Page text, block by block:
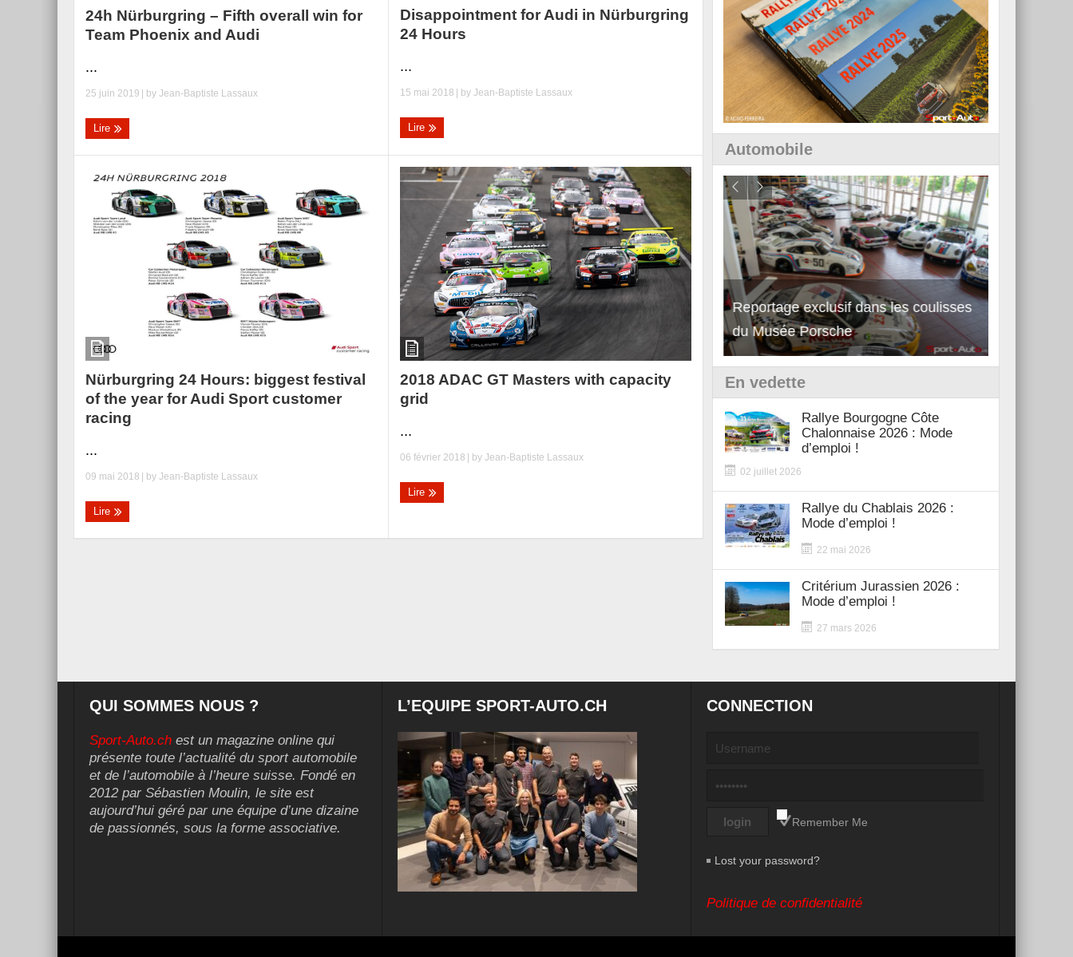
24h Nürburgring – Fifth overall win for
Team Phoenix and Audi
...
25 juin 2019 | by Jean-Baptiste Lassaux
Lire
Disappointment for Audi in Nürburgring
24 Hours
...
15 mai 2018 | byJean-Baptiste Lassaux
Lire
Nürburgring 24 Hours: biggest festival
of the year for Audi Sport customer
racing
...
09 mai 2018 | by Jean-Baptiste Lassaux
Lire
2018 ADAC GT Masters with capacity
grid
...
06 février 2018 | byJean-Baptiste Lassaux
Lire
Automobile
Essai – Morgan Supersport
Reportage exclusif dans les coulisses
du Musée Porsche
En vedette
Rallye Bourgogne Côte
Chalonnaise 2026 : Mode
d’emploi !
02 juillet 2026
Rallye du Chablais 2026 :
Mode d’emploi !
22 mai 2026
Critérium Jurassien 2026 :
Mode d’emploi !
27 mars 2026
QUI SOMMES NOUS ?
Sport-Auto.ch est un magazine online qui
présente toute l’actualité du sport automobile
et de l’automobile à l’heure suisse. Fondé en
2012 par Sébastien Moulin, le site est
aujourd’hui géré par une équipe d’une dizaine
de passionnés, sous la forme associative.
L’EQUIPE SPORT-AUTO.CH CONNECTION
Remember Me
Lost your password?
Politique de confidentialité